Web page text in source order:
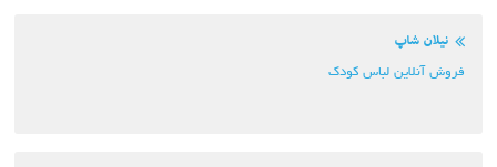
نیلان شاپ
فروش آنلاین لباس کودک